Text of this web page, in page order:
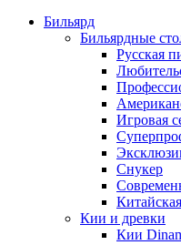
Бильярд
Бильярдные
Русская
Игровая
Снукер
Кии и древки
Кии